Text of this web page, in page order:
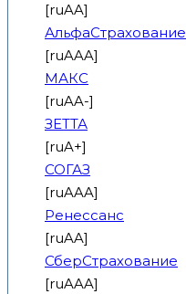
[ruAA]
АльфаСтрахование
[ruAAA]
МАКС
[ruAA-]
ЗЕТТА
[ruA+]
СОГАЗ
[ruAAA]
Ренессанс
[ruAA]
СберСтрахование
[ruAAA]